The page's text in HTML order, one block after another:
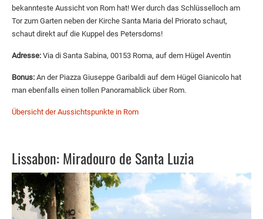
bekannteste Aussicht von Rom hat! Wer durch das Schlüsselloch am
Tor zum Garten neben der Kirche Santa Maria del Priorato schaut,
schaut direkt auf die Kuppel des Petersdoms!
Adresse: Via di Santa Sabina, 00153 Roma, auf dem Hügel Aventin
Bonus: An der Piazza Giuseppe Garibaldi auf dem Hügel Gianicolo hat
man ebenfalls einen tollen Panoramablick über Rom.
Übersicht der Aussichtspunkte in Rom
Lissabon: Miradouro de Santa Luzia